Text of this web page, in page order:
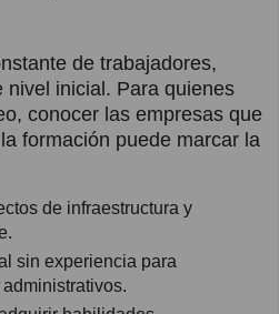
de trabajadores,
nivel inicial. Para quienes
conocer las empresas que
formación puede marcar la
de infraestructura y
sin experiencia para